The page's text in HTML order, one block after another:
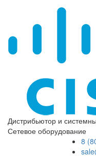
Дистрибьютор и
Сетевое оборудование
8